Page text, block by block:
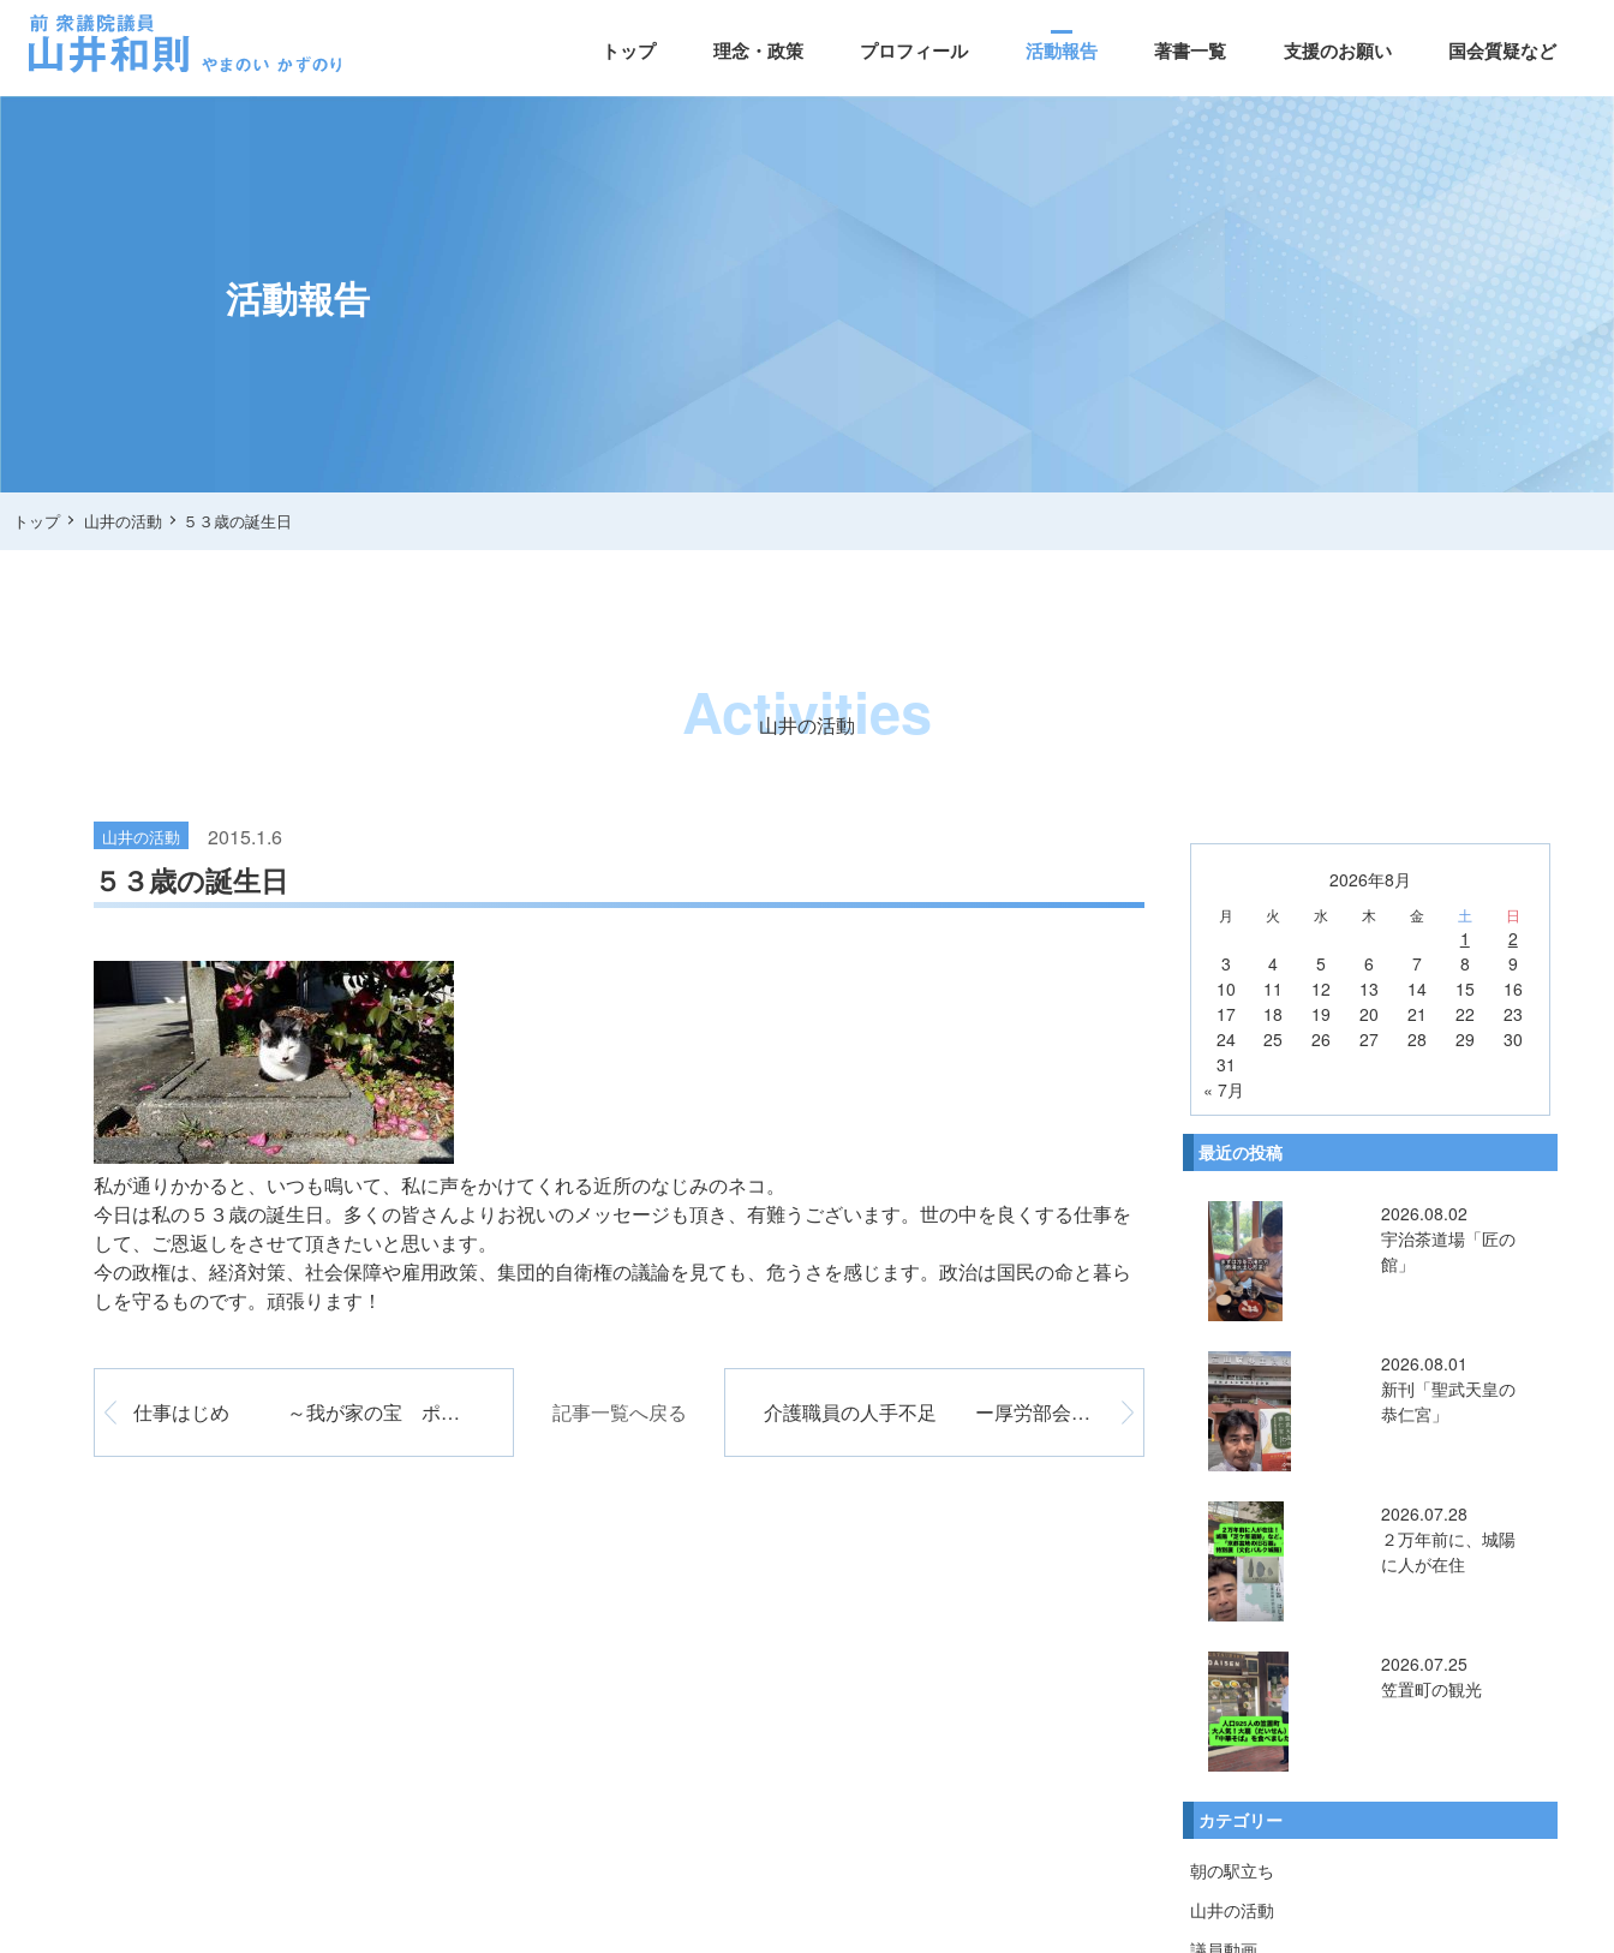
トップ 理念・政策 プロフィール 活動報告 著書一覧 支援のお願い 国会質疑など
活動報告
トップ 山井の活動 ５３歳の誕生日
Activities
山井の活動
山井の活動 2015.1.6
５３歳の誕生日
私が通りかかると、いつも鳴いて、私に声をかけてくれる近所のなじみのネコ。
今日は私の５３歳の誕生日。多くの皆さんよりお祝いのメッセージも頂き、有難うございます。世の中を良くする仕事を
して、ご恩返しをさせて頂きたいと思います。
今の政権は、経済対策、社会保障や雇用政策、集団的自衛権の議論を見ても、危うさを感じます。政治は国民の命と暮ら
しを守るものです。頑張ります！
仕事はじめ ～我が家の宝 ポコちゃん～ 記事一覧へ戻る 介護職員の人手不足 ー厚労部会を開催ー
2026年8月
月 火 水 木 金 土 日
1
2
3
4 5 6 7 8
9
10
11 12 13 14 15
16
17
18 19 20 21 22
23
24
25 26 27 28 29
30
31
« 7月
最近の投稿
2026.08.02
宇治茶道場「匠の
館」
2026.08.01
新刊「聖武天皇の
恭仁宮」
2026.07.28
２万年前に、城陽
に人が在住
2026.07.25
笠置町の観光
カテゴリー
朝の駅立ち
山井の活動